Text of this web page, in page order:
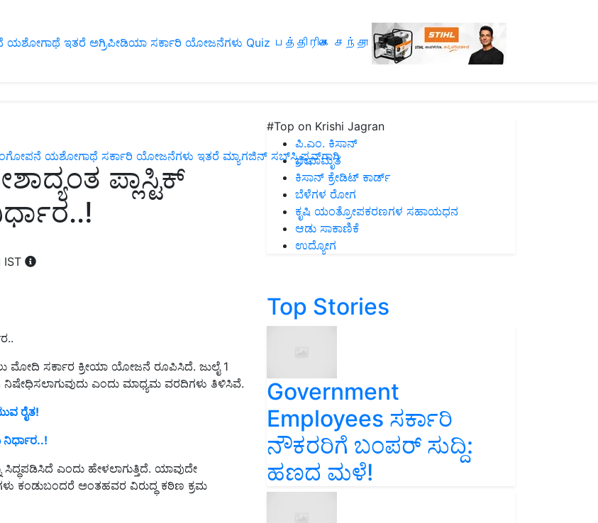
ಯಶೋಗಾಥೆ ಇತರೆ ಅಗ್ರಿಪೀಡಿಯಾ ಸರ್ಕಾರಿ ಯೋಜನೆಗಳು Quiz பத்திரிகை சந்தா
ಯಶೋಗಾಥೆ ಸರ್ಕಾರಿ ಯೋಜನೆಗಳು ಇತರೆ ಮ್ಯಾಗಜಿನ್‌ ಸಬ್‌ಸ್ಕ್ರಿಪ್ಷನ್‌ಗಾಗಿ
ಪ್ಲಾಸ್ಟಿಕ್‌
IST
ಮೋದಿ ಸರ್ಕಾರ ಕ್ರೀಯಾ ಯೋಜನೆ ರೂಪಿಸಿದೆ. ಜುಲೈ 1
ಎಂದು ಮಾಧ್ಯಮ ವರದಿಗಳು ತಿಳಿಸಿವೆ.
ರೈತ!
ನಿರ್ಧಾರ..!
ಎಂದು ಹೇಳಲಾಗುತ್ತಿದೆ. ಯಾವುದೇ
ಕಂಡುಬಂದರೆ ಅಂತಹವರ ವಿರುದ್ಧ ಕಠಿಣ ಕ್ರಮ
#Top on Krishi Jagran
ಪಿ.ಎಂ. ಕಿಸಾನ್
ಜೀವಾಮೃತ
ಕಿಸಾನ್ ಕ್ರೇಡಿಟ್ ಕಾರ್ಡ್
ಬೆಳೆಗಳ ರೋಗ
ಕೃಷಿ ಯಂತ್ರೋಪಕರಣಗಳ ಸಹಾಯಧನ
ಆಡು ಸಾಕಾಣಿಕೆ
ಉದ್ಯೋಗ
Top Stories
Government
Employees ಸರ್ಕಾರಿ
ನೌಕರರಿಗೆ ಬಂಪರ್‌ ಸುದ್ದಿ:
ಹಣದ ಮಳೆ!